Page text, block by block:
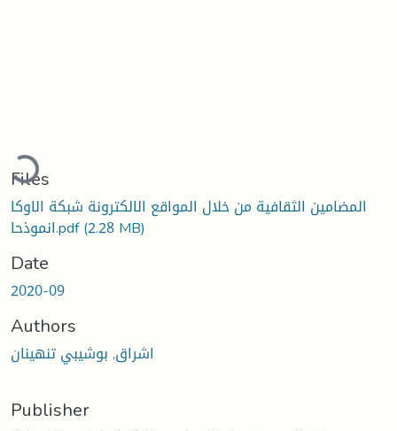
Loading...
Files
المضامين الثقافية من خلال المواقع الالكترونة شبكة الاوكا
انموذحا.pdf(2.28 MB)
Date
2020-09
Authors
اشراق, بوشيبي تنهينان
Publisher